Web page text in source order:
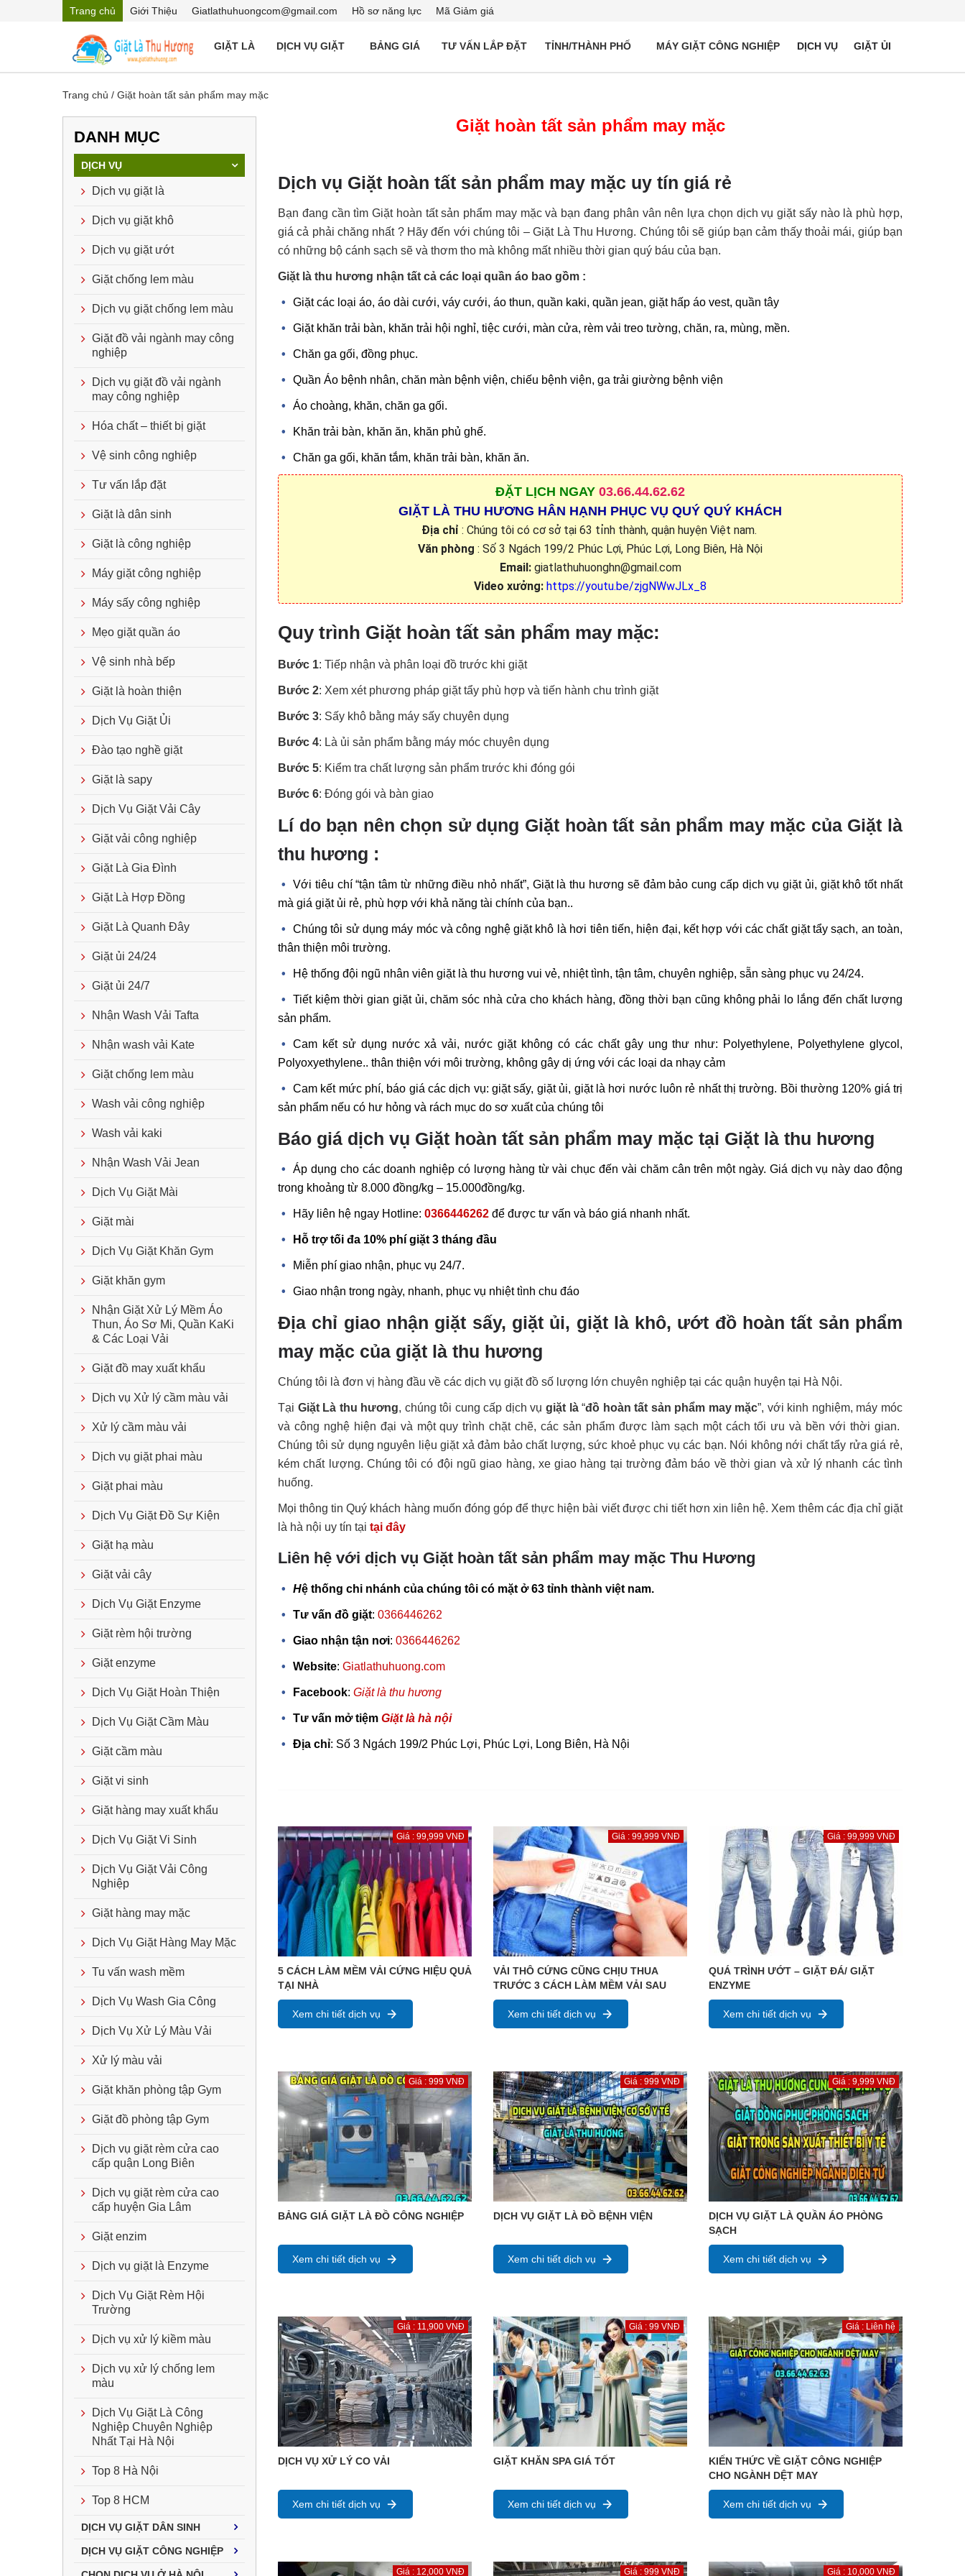
Trang chủ Giới Thiệu Giatlathuhuongcom@gmail.com Hồ sơ năng lực Mã Giảm giá
GIẶT LÀ DỊCH VỤ GIẶT BẢNG GIÁ TƯ VẤN LẮP ĐẶT TỈNH/THÀNH PHỐ MÁY GIẶT CÔNG NGHIỆP DỊCH VỤ GIẶT ỦI
Trang chủ / Giặt hoàn tất sản phẩm may mặc
Giặt hoàn tất sản phẩm may mặc
Dịch vụ Giặt hoàn tất sản phẩm may mặc uy tín giá rẻ
Bạn đang cần tìm Giặt hoàn tất sản phẩm may mặc và bạn đang phân vân nên lựa chọn dịch vụ giặt sấy nào là phù hợp,
giá cả phải chăng nhất ? Hãy đến với chúng tôi – Giặt Là Thu Hương. Chúng tôi sẽ giúp bạn cảm thấy thoải mái, giúp bạn
có những bộ cánh sạch sẽ và thơm tho mà không mất nhiều thời gian quý báu của bạn.
Giặt là thu hương nhận tất cả các loại quần áo bao gồm :
Giặt các loại áo, áo dài cưới, váy cưới, áo thun, quần kaki, quần jean, giặt hấp áo vest, quần tây
Giặt khăn trải bàn, khăn trải hội nghỉ, tiệc cưới, màn cửa, rèm vải treo tường, chăn, ra, mùng, mền.
Chăn ga gối, đồng phục.
Quần Áo bệnh nhân, chăn màn bệnh viện, chiếu bệnh viện, ga trải giường bệnh viện
Áo choàng, khăn, chăn ga gối.
Khăn trải bàn, khăn ăn, khăn phủ ghế.
Chăn ga gối, khăn tắm, khăn trải bàn, khăn ăn.
ĐẶT LỊCH NGAY 03.66.44.62.62
GIẶT LÀ THU HƯƠNG HÂN HẠNH PHỤC VỤ QUÝ QUÝ KHÁCH
Địa chỉ : Chúng tôi có cơ sở tại 63 tỉnh thành, quận huyện Việt nam.
Văn phòng : Số 3 Ngách 199/2 Phúc Lợi, Phúc Lợi, Long Biên, Hà Nội
Email:giatlathuhuonghn@gmail.com
Video xưởng: https://youtu.be/zjgNWwJLx_8
Quy trình Giặt hoàn tất sản phẩm may mặc:
Bước 1: Tiếp nhận và phân loại đồ trước khi giặt
Bước 2: Xem xét phương pháp giặt tẩy phù hợp và tiến hành chu trình giặt
Bước 3: Sấy khô bằng máy sấy chuyên dụng
Bước 4: Là ủi sản phẩm bằng máy móc chuyên dụng
Bước 5: Kiểm tra chất lượng sản phẩm trước khi đóng gói
Bước 6: Đóng gói và bàn giao
Lí do bạn nên chọn sử dụng Giặt hoàn tất sản phẩm may mặc của Giặt là
thu hương :
Với tiêu chí “tận tâm từ những điều nhỏ nhất”, Giặt là thu hương sẽ đảm bảo cung cấp dịch vụ giặt ủi, giặt khô tốt nhất
mà giá giặt ủi rẻ, phù hợp với khả năng tài chính của bạn..
Chúng tôi sử dụng máy móc và công nghệ giặt khô là hơi tiên tiến, hiện đại, kết hợp với các chất giặt tẩy sạch, an toàn,
thân thiện môi trường.
Hệ thống đội ngũ nhân viên giặt là thu hương vui vẻ, nhiệt tình, tận tâm, chuyên nghiệp, sẵn sàng phục vụ 24/24.
Tiết kiệm thời gian giặt ủi, chăm sóc nhà cửa cho khách hàng, đồng thời bạn cũng không phải lo lắng đến chất lượng
sản phẩm.
Cam kết sử dụng nước xả vải, nước giặt không có các chất gây ung thư như: Polyethylene, Polyethylene glycol,
Polyoxyethylene.. thân thiện với môi trường, không gây dị ứng với các loại da nhạy cảm
Cam kết mức phí, báo giá các dịch vụ: giặt sấy, giặt ủi, giặt là hơi nước luôn rẻ nhất thị trường. Bồi thường 120% giá trị
sản phẩm nếu có hư hỏng và rách mục do sơ xuất của chúng tôi
Báo giá dịch vụ Giặt hoàn tất sản phẩm may mặc tại Giặt là thu hương
Áp dụng cho các doanh nghiệp có lượng hàng từ vài chục đến vài chăm cân trên một ngày. Giá dịch vụ này dao động
trong khoảng từ 8.000 đồng/kg – 15.000đồng/kg.
Hãy liên hệ ngay Hotline: 0366446262 để được tư vấn và báo giá nhanh nhất.
Hỗ trợ tối đa 10% phí giặt 3 tháng đầu
Miễn phí giao nhận, phục vụ 24/7.
Giao nhận trong ngày, nhanh, phục vụ nhiệt tình chu đáo
Địa chỉ giao nhận giặt sấy, giặt ủi, giặt là khô, ướt đồ hoàn tất sản phẩm
may mặc của giặt là thu hương
Chúng tôi là đơn vị hàng đầu về các dịch vụ giặt đồ số lượng lớn chuyên nghiệp tại các quận huyện tại Hà Nội.
Tại Giặt Là thu hương, chúng tôi cung cấp dịch vụ giặt là“đồ hoàn tất sản phẩm may mặc”, với kinh nghiệm, máy móc
và công nghệ hiện đại và một quy trình chặt chẽ, các sản phẩm được làm sạch một cách tối ưu và bền với thời gian.
Chúng tôi sử dụng nguyên liệu giặt xả đảm bảo chất lượng, sức khoẻ phục vụ các bạn. Nói không nới chất tẩy rửa giá rẻ,
kém chất lượng. Chúng tôi có đội ngũ giao hàng, xe giao hàng tại trường đảm báo về thời gian và xử lý nhanh các tình
huống.
Mọi thông tin Quý khách hàng muốn đóng góp để thực hiện bài viết được chi tiết hơn xin liên hệ. Xem thêm các địa chỉ giặt
là hà nội uy tín tại tại đây
Liên hệ với dịch vụ Giặt hoàn tất sản phẩm may mặc Thu Hương
Hệ thống chi nhánh của chúng tôi có mặt ở 63 tỉnh thành việt nam.
Tư vấn đồ giặt: 0366446262
Giao nhận tận nơi: 0366446262
Website: Giatlathuhuong.com
Facebook: Giặt là thu hương
Tư vấn mở tiệm Giặt là hà nội
Địa chỉ: Số 3 Ngách 199/2 Phúc Lợi, Phúc Lợi, Long Biên, Hà Nội
Giá : 99,999 VNĐ
5 CÁCH LÀM MỀM VẢI CỨNG HIỆU QUẢ
TẠI NHÀ
Xem chi tiết dịch vụ
Giá : 99,999 VNĐ
VẢI THÔ CỨNG CŨNG CHỊU THUA
TRƯỚC 3 CÁCH LÀM MỀM VẢI SAU
Xem chi tiết dịch vụ
Giá : 99,999 VNĐ
QUÁ TRÌNH ƯỚT – GIẶT ĐÁ/ GIẶT
ENZYME
Xem chi tiết dịch vụ
Giá : 999 VNĐ
BẢNG GIÁ GIẶT LÀ ĐỒ CÔNG NGHIỆP
Xem chi tiết dịch vụ
Giá : 999 VNĐ
DỊCH VỤ GIẶT LÀ ĐỒ BỆNH VIỆN
Xem chi tiết dịch vụ
Giá : 9,999 VNĐ
DỊCH VỤ GIẶT LÀ QUẦN ÁO PHÒNG
SẠCH
Xem chi tiết dịch vụ
Giá : 11,900 VNĐ
DỊCH VỤ XỬ LÝ CO VẢI
Xem chi tiết dịch vụ
Giá : 99 VNĐ
GIẶT KHĂN SPA GIÁ TỐT
Xem chi tiết dịch vụ
Giá : Liên hệ
KIẾN THỨC VỀ GIẶT CÔNG NGHIỆP
CHO NGÀNH DỆT MAY
Xem chi tiết dịch vụ
Giá : 12,000 VNĐ Giá : 999 VNĐ Giá : 10,000 VNĐ
DANH MỤC
DỊCH VỤ
Dịch vụ giặt là
Dịch vụ giặt khô
Dịch vụ giặt ướt
Giặt chống lem màu
Dịch vụ giặt chống lem màu
Giặt đồ vải ngành may công
nghiệp
Dịch vụ giặt đồ vải ngành
may công nghiệp
Hóa chất – thiết bị giặt
Vệ sinh công nghiệp
Tư vấn lắp đặt
Giặt là dân sinh
Giặt là công nghiệp
Máy giặt công nghiệp
Máy sấy công nghiệp
Mẹo giặt quần áo
Vệ sinh nhà bếp
Giặt là hoàn thiện
Dịch Vụ Giặt Ủi
Đào tạo nghề giặt
Giặt là sapy
Dịch Vụ Giặt Vải Cây
Giặt vải công nghiệp
Giặt Là Gia Đình
Giặt Là Hợp Đồng
Giặt Là Quanh Đây
Giặt ủi 24/24
Giặt ủi 24/7
Nhận Wash Vải Tafta
Nhận wash vải Kate
Giặt chống lem màu
Wash vải công nghiệp
Wash vải kaki
Nhận Wash Vải Jean
Dịch Vụ Giặt Mài
Giặt mài
Dịch Vụ Giặt Khăn Gym
Giặt khăn gym
Nhận Giặt Xử Lý Mềm Áo
Thun, Áo Sơ Mi, Quần KaKi
& Các Loại Vải
Giặt đồ may xuất khẩu
Dịch vụ Xử lý cầm màu vải
Xử lý cầm màu vải
Dịch vụ giặt phai màu
Giặt phai màu
Dịch Vụ Giặt Đồ Sự Kiện
Giặt hạ màu
Giặt vải cây
Dịch Vụ Giặt Enzyme
Giặt rèm hội trường
Giặt enzyme
Dịch Vụ Giặt Hoàn Thiện
Dịch Vụ Giặt Cầm Màu
Giặt cầm màu
Giặt vi sinh
Giặt hàng may xuất khẩu
Dịch Vụ Giặt Vi Sinh
Dịch Vụ Giặt Vải Công
Nghiệp
Giặt hàng may mặc
Dịch Vụ Giặt Hàng May Mặc
Tu vấn wash mềm
Dịch Vụ Wash Gia Công
Dịch Vụ Xử Lý Màu Vải
Xử lý màu vải
Giặt khăn phòng tập Gym
Giặt đồ phòng tập Gym
Dịch vụ giặt rèm cửa cao
cấp quận Long Biên
Dịch vụ giặt rèm cửa cao
cấp huyện Gia Lâm
Giặt enzim
Dịch vụ giặt là Enzyme
Dịch Vụ Giặt Rèm Hội
Trường
Dịch vụ xử lý kiềm màu
Dịch vụ xử lý chống lem
màu
Dịch Vụ Giặt Là Công
Nghiệp Chuyên Nghiệp
Nhất Tại Hà Nội
Top 8 Hà Nội
Top 8 HCM
DỊCH VỤ GIẶT DÂN SINH
DỊCH VỤ GIẶT CÔNG NGHIỆP